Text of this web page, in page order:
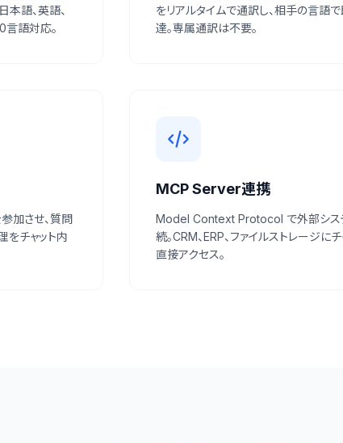
本語、英語、
言語対応。
をリアルタイムで通訳し、相手の言語
達。専属通訳は不要。
加させ、質問
をチャット内
MCP Server連携
Model Context Protocol で外部シス
続。CRM、ERP、ファイルストレージに
直接アクセス。